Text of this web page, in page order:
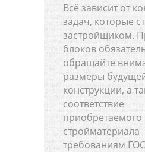
Всё зависит от
задач, которые
застройщиком.
блоков
обращайте
размеры
конструкции, а
соответствие
приобретаемого
стройматериала
требованиям